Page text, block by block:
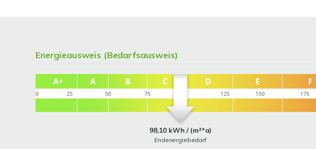
Energieausweis (Bedarfsausweis)
98,10 kWh / (m²*a)
Endenergiebedarf